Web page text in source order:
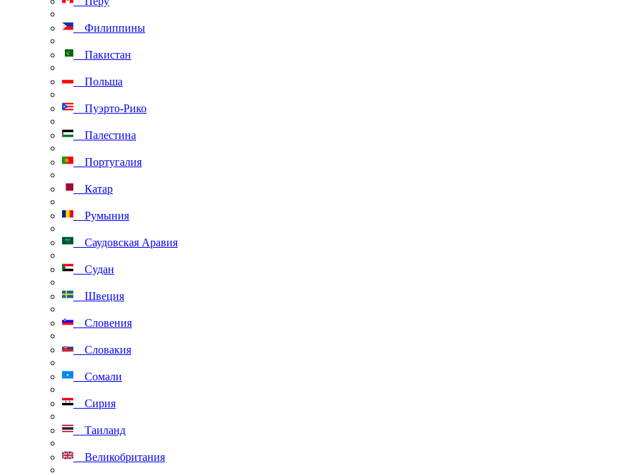
Филиппины
Пакистан
Польша
Пуэрто-Рико
Палестина
Португалия
Катар
Румыния
Саудовская Аравия
Судан
Швеция
Словения
Словакия
Сомали
Сирия
Таиланд
Великобритания